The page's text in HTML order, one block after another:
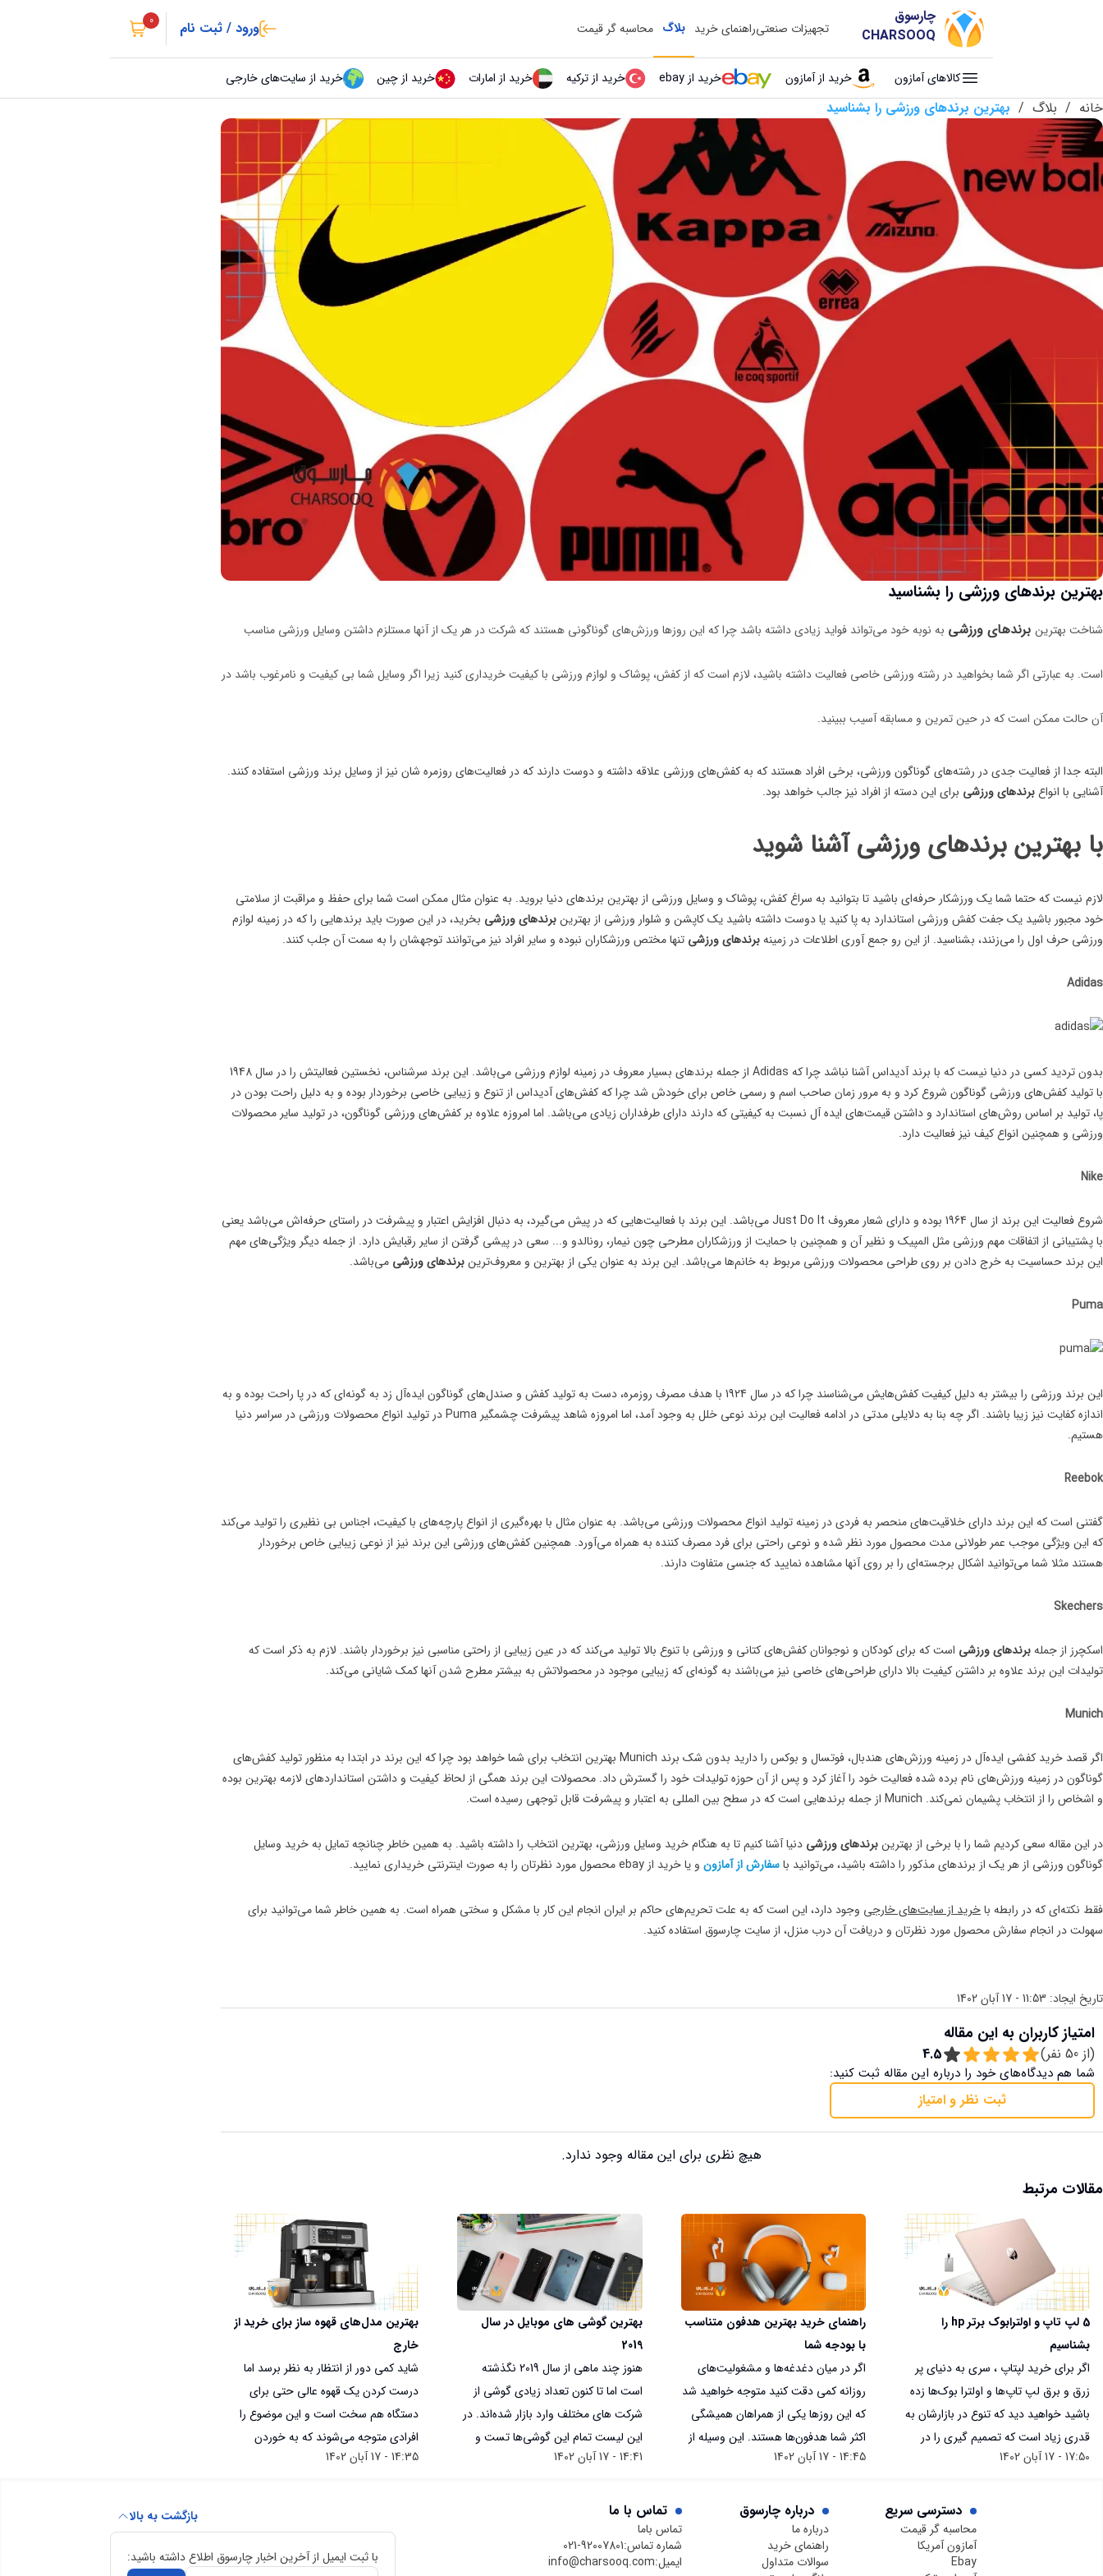
چارسوق
CHARSOOQ
تجهیزات صنعتیراهنمای خرید بلاگ محاسبه گر قیمت ورود / ثبت نام 0
کالاهای آمازون خرید از آمازون خرید از ebay خرید از ترکیه خرید از امارات خرید از چین خرید از سایت‌های خارجی
خانه / بلاگ / بهترین برندهای ورزشی را بشناسید
بهترین برندهای ورزشی را بشناسید
شناخت بهترین برندهای ورزشی به نوبه خود می‌تواند فواید زیادی داشته باشد چرا که این روزها ورزش‌های گوناگونی هستند که شرکت در هر یک از آنها مستلزم داشتن وسایل ورزشی مناسب
است. به عبارتی اگر شما بخواهید در رشته ورزشی خاصی فعالیت داشته باشید، لازم است که از کفش، پوشاک و لوازم ورزشی با کیفیت خریداری کنید زیرا اگر وسایل شما بی کیفیت و نامرغوب باشد در
آن حالت ممکن است که در حین تمرین و مسابقه آسیب ببینید.
البته جدا از فعالیت جدی در رشته‌های گوناگون ورزشی، برخی افراد هستند که به کفش‌های ورزشی علاقه داشته و دوست دارند که در فعالیت‌های روزمره شان نیز از وسایل برند ورزشی استفاده کنند.
آشنایی با انواعبرندهای ورزشی برای این دسته از افراد نیز جالب خواهد بود.
با بهترین برندهای ورزشی آشنا شوید
لازم نیست که حتما شما یک ورزشکار حرفه‌ای باشید تا بتوانید به سراغ کفش، پوشاک و وسایل ورزشی از بهترین برندهای دنیا بروید. به عنوان مثال ممکن است شما برای حفظ و مراقبت از سلامتی
خود مجبور باشید یک جفت کفش ورزشی استاندارد به پا کنید یا دوست داشته باشید یک کاپشن و شلوار ورزشی از بهترینبرندهای ورزشی بخرید، در این صورت باید برندهایی را که در زمینه لوازم
ورزشی حرف اول را می‌زنند، بشناسید. از این رو جمع آوری اطلاعات در زمینهبرندهای ورزشی تنها مختص ورزشکاران نبوده و سایر افراد نیز می‌توانند توجهشان را به سمت آن جلب کنند.
Adidas
بدون تردید کسی در دنیا نیست که با برند آدیداس آشنا نباشد چرا که Adidas از جمله برندهای بسیار معروف در زمینه لوازم ورزشی می‌باشد. این برند سرشناس، نخستین فعالیتش را در سال 1948
با تولید کفش‌های ورزشی گوناگون شروع کرد و به مرور زمان صاحب اسم و رسمی خاص برای خودش شد چرا که کفش‌های آدیداس از تنوع و زیبایی خاصی برخوردار بوده و به دلیل راحت بودن در
پا، تولید بر اساس روش‌های استاندارد و داشتن قیمت‌های ایده آل نسبت به کیفیتی که دارند دارای طرفداران زیادی می‌باشد. اما امروزه علاوه بر کفش‌های ورزشی گوناگون، در تولید سایر محصولات
ورزشی و همچنین انواع کیف نیز فعالیت دارد.
Nike
شروع فعالیت این برند از سال 1964 بوده و دارای شعار معروف Just Do It می‌باشد. این برند با فعالیت‌هایی که در پیش می‌گیرد، به دنبال افزایش اعتبار و پیشرفت در راستای حرفه‌اش می‌باشد یعنی
با پشتیبانی از اتفاقات مهم ورزشی مثل المپیک و نظیر آن و همچنین با حمایت از ورزشکاران مطرحی چون نیمار، رونالدو و... سعی در پیشی گرفتن از سایر رقبایش دارد. از جمله دیگر ویژگی‌های مهم
این برند حساسیت به خرج دادن بر روی طراحی محصولات ورزشی مربوط به خانم‌ها می‌باشد. این برند به عنوان یکی از بهترین و معروف‌ترینبرندهای ورزشی می‌باشد.
Puma
این برند ورزشی را بیشتر به دلیل کیفیت کفش‌هایش می‌شناسند چرا که در سال 1924 با هدف مصرف روزمره، دست به تولید کفش و صندل‌های گوناگون ایده‌آل زد به گونه‌ای که در پا راحت بوده و به
اندازه کفایت نیز زیبا باشند. اگر چه بنا به دلایلی مدتی در ادامه فعالیت این برند نوعی خلل به وجود آمد، اما امروزه شاهد پیشرفت چشمگیر Puma در تولید انواع محصولات ورزشی در سراسر دنیا
هستیم.
Reebok
گفتنی است که این برند دارای خلاقیت‌‌های منحصر به فردی در زمینه تولید انواع محصولات ورزشی می‌باشد. به عنوان مثال با بهره‌گیری از انواع پارچه‌های با کیفیت، اجناس بی نظیری را تولید می‌کند
که این ویژگی موجب عمر طولانی مدت محصول مورد نظر شده و نوعی راحتی برای فرد مصرف کننده به همراه می‌آورد. همچنین کفش‌های ورزشی این برند نیز از نوعی زیبایی خاص برخوردار
هستند مثلا شما می‌توانید اشکال برجسته‌ای را بر روی آنها مشاهده نمایید که جنسی متفاوت دارند.
Skechers
اسکچرز از جملهبرندهای ورزشی است که برای کودکان و نوجوانان کفش‌های کتانی و ورزشی با تنوع بالا تولید می‌کند که در عین زیبایی از راحتی مناسبی نیز برخوردار باشند. لازم به ذکر است که
تولیدات این برند علاوه بر داشتن کیفیت بالا دارای طراحی‌های خاصی نیز می‌باشند به گونه‌ای که زیبایی موجود در محصولاتش به بیشتر مطرح شدن آنها کمک شایانی می‌کند.
Munich
اگر قصد خرید کفشی ایده‌آل در زمینه ورزش‌های هندبال، فوتسال و بوکس را دارید بدون شک برند Munich بهترین انتخاب برای شما خواهد بود چرا که این برند در ابتدا به منظور تولید کفش‌های
گوناگون در زمینه ورزش‌های نام برده شده فعالیت خود را آغاز کرد و پس از آن حوزه تولیدات خود را گسترش داد. محصولات این برند همگی از لحاظ کیفیت و داشتن استانداردهای لازمه بهترین بوده
و اشخاص را از انتخاب پشیمان نمی‌کند. Munich از جمله برندهایی است که در سطح بین المللی به اعتبار و پیشرفت قابل توجهی رسیده است.
در این مقاله سعی کردیم شما را با برخی از بهترینبرندهای ورزشی دنیا آشنا کنیم تا به هنگام خرید وسایل ورزشی، بهترین انتخاب را داشته باشید. به همین خاطر چنانچه تمایل به خرید وسایل
گوناگون ورزشی از هر یک از برندهای مذکور را داشته باشید، می‌توانید باسفارش از آمازون و یا خرید از ebay محصول مورد نظرتان را به صورت اینترنتی خریداری نمایید.
فقط نکته‌ای که در رابطه باخرید از سایت‌های خارجی وجود دارد، این است که به علت تحریم‌های حاکم بر ایران انجام این کار با مشکل و سختی همراه است. به همین خاطر شما می‌توانید برای
سهولت در انجام سفارش محصول مورد نظرتان و دریافت آن درب منزل، از سایت چارسوق استفاده کنید.
تاریخ ایجاد: 11:53 - 17 آبان 1402
امتیاز کاربران به این مقاله
(از 50 نفر) 4.5
شما هم دیدگاه‌های خود را درباره این مقاله ثبت کنید:
ثبت نظر و امتیاز
هیچ نظری برای این مقاله وجود ندارد.
مقالات مرتبط
5 لپ تاپ و اولترابوک برتر hp را
بشناسیم
اگر برای خرید لپتاپ ، سری به دنیای پر
زرق و برق لپ تاپ‌ها و اولترا بوک‌ها زده
باشید خواهید دید که تنوع در بازارشان به
قدری زیاد است که تصمیم گیری را در
خرید آنچه می‌خواهیم سخت‌تر می‌کند.
پیشرفته گیمینگ که از کامپیوترهای
شخصی هم قدرت بیشتری دارند تا
اولترابوک‌های سبک وزنی که از یک مجله
17:50 - 17 آبان 1402
راهنمای خرید بهترین هدفون متناسب
با بودجه شما
اگر در میان دغدغه‌ها و مشغولیت‌های
روزانه کمی دقت کنید متوجه خواهید شد
که این روزها یکی از همراهان همیشگی
اکثر شما هدفون‌ها هستند. این وسیله از
صبح که بیدار می‌شوید در راه رسیدن به
مشغول انجام کار بوده، زمانی‌که مطالعه
می‌کنید و یا کتاب‌های صوتی و
پادکست‌ها را گوش می‌دهید و همچنین
14:45 - 17 آبان 1402
بهترین گوشی های موبایل در سال
2019
هنوز چند ماهی از سال 2019 نگذشته
است اما تا کنون تعداد زیادی گوشی از
شرکت های مختلف وارد بازار شده‌اند. در
این لیست تمام این گوشی‌ها تست و
بررسی شده‌اند و بهترین آن‌ها را برایتان
اسمارت فون ها را دارید به راحتی تصمیم
بگیرید. ابتدایی ترین کاری که باید قبل از
خرید گوشی موبایل انجام دهید این
14:41 - 17 آبان 1402
بهترین مدل‌های قهوه ساز برای خرید از
خارج
شاید کمی دور از انتظار به نظر برسد اما
درست کردن یک قهوه عالی حتی برای
دستگاه هم سخت است و این موضوع را
افرادی متوجه می‌شوند که به خوردن
قهوه ناب علاقه زیادی دارند. برای داشتن
باید در محدوده دمایی دقیقی به
دانه‌های قهوه برخورد کند و کل فرآیند دم
14:35 - 17 آبان 1402
دسترسی سریع
محاسبه گر قیمت
آمازون آمریکا
Ebay
درباره چارسوق
درباره ما
راهنمای خرید
سوالات متداول
تماس با ما
تماس باما
شماره تماس:021-92007801
ایمیل:info@charsooq.com
بازگشت به بالا
با ثبت ایمیل از آخرین اخبار چارسوق اطلاع داشته باشید: